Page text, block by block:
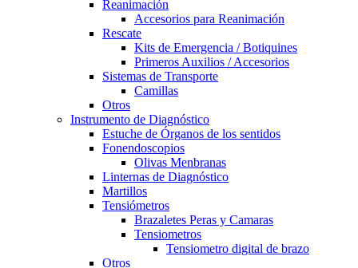
Reanimación
Accesorios para Reanimación
Rescate
Kits de Emergencia / Botiquines
Primeros Auxilios / Accesorios
Sistemas de Transporte
Camillas
Otros
Instrumento de Diagnóstico
Estuche de Órganos de los sentidos
Fonendoscopios
Olivas Menbranas
Linternas de Diagnóstico
Martillos
Tensiómetros
Brazaletes Peras y Camaras
Tensiometros
Tensiometro digital de brazo
Otros